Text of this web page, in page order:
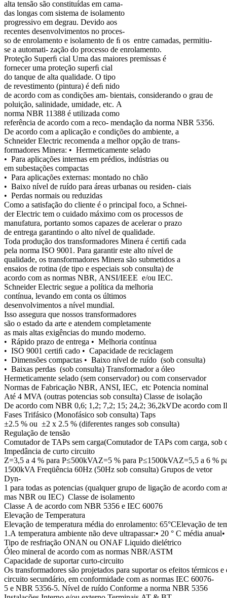
alta tensão são constituídas em cama-
das longas com sistema de isolamento
progressivo em degrau. Devido aos
recentes desenvolvimentos no proces-
so de enrolamento e isolamento de ﬁ os entre camadas, permitiu-
se a automati- zação do processo de enrolamento.
Proteção Superﬁ cial Uma das maiores premissas é
fornecer uma proteção superﬁ cial
do tanque de alta qualidade. O tipo
de revestimento (pintura) é deﬁ nido
de acordo com as condições am- bientais, considerando o grau de
poluição, salinidade, umidade, etc. A
norma NBR 11388 é utilizada como
referência de acordo com a reco- mendação da norma NBR 5356.
De acordo com a aplicação e condições do ambiente, a
Schneider Electric recomenda a melhor opção de trans-
formadores Minera: • Hermeticamente selado
• Para aplicações internas em prédios, indústrias ou
em subestações compactas
• Para aplicações externas: montado no chão
• Baixo nível de ruído para áreas urbanas ou residen- ciais
• Perdas normais ou reduzidas
Como a satisfação do cliente é o principal foco, a Schnei-
der Electric tem o cuidado máximo com os processos de
manufatura, portanto somos capazes de acelerar o prazo
de entrega garantindo o alto nível de qualidade.
Toda produção dos transformadores Minera é certiﬁ cada
pela norma ISO 9001. Para garantir este alto nível de
qualidade, os transformadores Minera são submetidos a
ensaios de rotina (de tipo e especiais sob consulta) de
acordo com as normas NBR, ANSI/IEEE e/ou IEC.
Schneider Electric segue a política da melhoria
contínua, levando em conta os últimos
desenvolvimentos a nível mundial.
Isso assegura que nossos transformadores
são o estado da arte e atendem completamente
as mais altas exigências do mundo moderno.
• Rápido prazo de entrega • Melhoria contínua
• ISO 9001 certiﬁ cado • Capacidade de reciclagem
• Dimensões compactas • Baixo nível de ruído (sob consulta)
• Baixas perdas (sob consulta) Transformador a óleo
Hermeticamente selado (sem conservador) ou com conservador
Normas de Fabricação NBR, ANSI, IEC, etc Potencia nominal
Até 4 MVA (outras potencias sob consulta) Classe de isolação
De acordo com NBR 0,6; 1,2; 7,2; 15; 24,2; 36,2kVDe acordo com
Fases Trifásico (Monofásico sob consulta) Taps
±2.5 % ou ±2 x 2.5 % (diferentes ranges sob consulta)
Regulação de tensão
Comutador de TAPs sem carga(Comutador de TAPs com carga, sob
Impedância de curto circuito
Z=3,5 a 4 % para P≤500kVAZ=5 % para P≤1500kVAZ=5,5 a 6 %
1500kVA Freqüência 60Hz (50Hz sob consulta) Grupos de vetor
Dyn-
1 para todas as potencias (qualquer grupo de ligação de acordo com
mas NBR ou IEC) Classe de isolamento
Classe A de acordo com NBR 5356 e IEC 60076
Elevação de Temperatura
Elevação de temperatura média do enrolamento: 65°CElevação de
1.A temperatura ambiente não deve ultrapassar:• 20 ° C média
Tipo de resfriação ONAN ou ONAF Liquido dielétrico
Óleo mineral de acordo com as normas NBR/ASTM
Capacidade de suportar curto-circuito
Os transformadores são projetados para suportar os efeitos térmicos
circuito secundário, em conformidade com as normas IEC 60076-
5 e NBR 5356-5. Nível de ruído Conforme a norma NBR 5356